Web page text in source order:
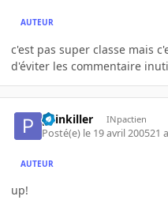
AUTEUR
c'est pas super classe mais
d'éviter les commentaire
painkiller INpactien
Posté(e) le 19 avril 200521 a
AUTEUR
up!